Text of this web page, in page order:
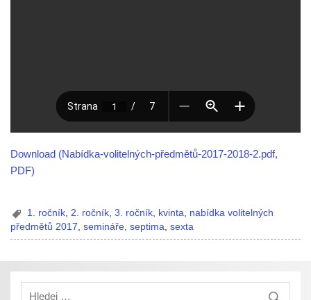
Download (Nabídka-volitelných-předmětů-2017-2018-2.pdf,
PDF)
1. ročník 2. ročník ,3. ročník kvinta
nabídka volitelných
předmětů 2017 ,semináře ,septima ,sexta